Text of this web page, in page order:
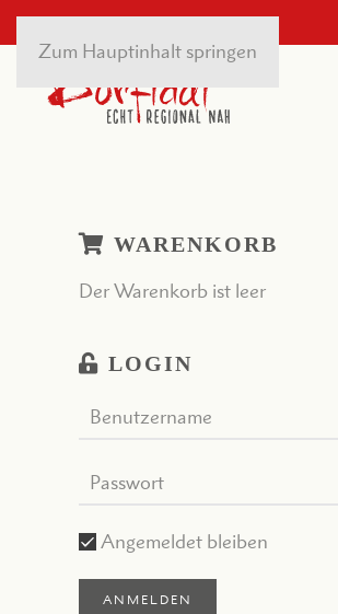
Zum Hauptinhalt springen
WARENKORB
Der Warenkorb ist leer
LOGIN
Angemeldet bleiben
ANMELDEN